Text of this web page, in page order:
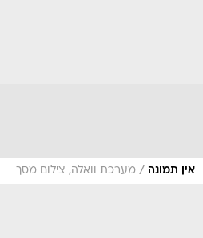
אין תמונה / מערכת וואלה, צילום מסך